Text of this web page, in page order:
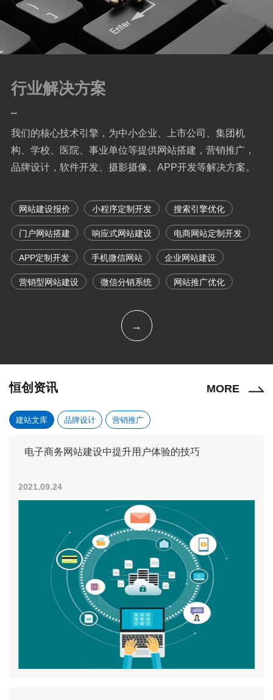
行业解决方案
我们的核心技术引擎，为中小企业、上市公司、集团机
构、学校、医院、事业单位等提供网站搭建，营销推广，
品牌设计，软件开发、摄影摄像、APP开发等解决方案。
网站建设报价 小程序定制开发 搜索引擎优化
门户网站搭建 响应式网站建设 电商网站定制开发
APP定制开发 手机微信网站 企业网站建设
营销型网站建设 微信分销系统 网站推广优化
→
MORE
恒创资讯
建站文库 品牌设计 营销推广
电子商务网站建设中提升用户体验的技巧
2021.09.24